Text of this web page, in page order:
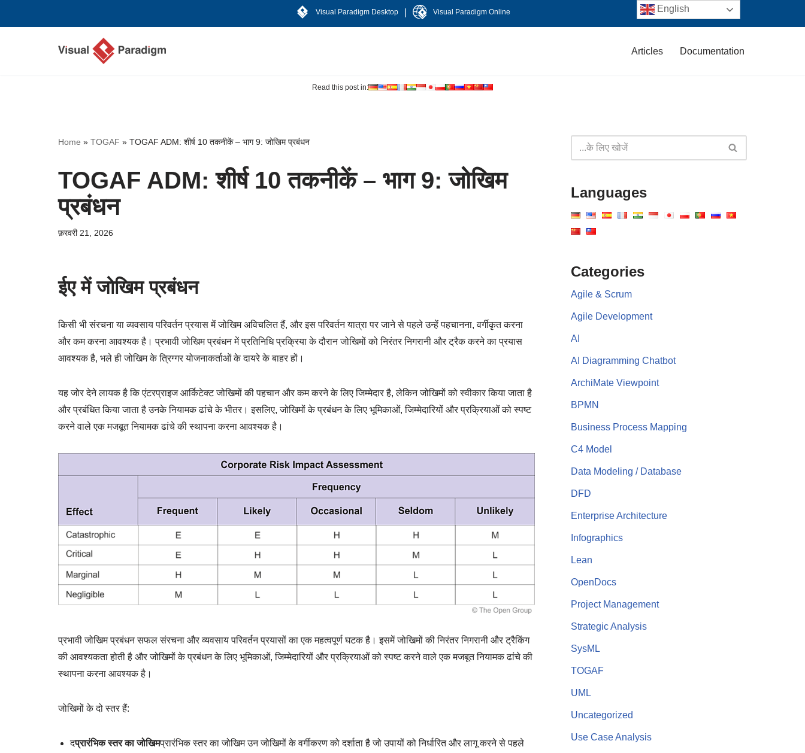
Visual Paradigm Desktop Visual Paradigm Online
Articles Documentation
Read this post in:
Home » TOGAF » TOGAF ADM: शीर्ष 10 तकनीकें – भाग 9: जोखिम प्रबंधन
TOGAF ADM: शीर्ष 10 तकनीकें – भाग 9: जोखिम
प्रबंधन
फ़रवरी 21, 2026
ईए में जोखिम प्रबंधन
किसी भी संरचना या व्यवसाय परिवर्तन प्रयास में जोखिम अविचलित हैं, और इस परिवर्तन यात्रा पर जाने से पहले उन्हें पहचानना, वर्गीकृत करना
और कम करना आवश्यक है। प्रभावी जोखिम प्रबंधन में प्रतिनिधि प्रक्रिया के दौरान जोखिमों को निरंतर निगरानी और ट्रैक करने का प्रयास
आवश्यक है, भले ही जोखिम के त्रिग्गर योजनाकर्ताओं के दायरे के बाहर हों।
यह जोर देने लायक है कि एंटरप्राइज आर्किटेक्ट जोखिमों की पहचान और कम करने के लिए जिम्मेदार है, लेकिन जोखिमों को स्वीकार किया जाता है
और प्रबंधित किया जाता है उनके नियामक ढांचे के भीतर। इसलिए, जोखिमों के प्रबंधन के लिए भूमिकाओं, जिम्मेदारियों और प्रक्रियाओं को स्पष्ट
करने वाले एक मजबूत नियामक ढांचे की स्थापना करना आवश्यक है।
प्रभावी जोखिम प्रबंधन सफल संरचना और व्यवसाय परिवर्तन प्रयासों का एक महत्वपूर्ण घटक है। इसमें जोखिमों की निरंतर निगरानी और ट्रैकिंग
की आवश्यकता होती है और जोखिमों के प्रबंधन के लिए भूमिकाओं, जिम्मेदारियों और प्रक्रियाओं को स्पष्ट करने वाले एक मजबूत नियामक ढांचे की
स्थापना करना आवश्यक है।
जोखिमों के दो स्तर हैं:
दप्रारंभिक स्तर का जोखिमप्रारंभिक स्तर का जोखिम उन जोखिमों के वर्गीकरण को दर्शाता है जो उपायों को निर्धारित और लागू करने से पहले
Languages
Categories
Agile & Scrum
Agile Development
AI
AI Diagramming Chatbot
ArchiMate Viewpoint
BPMN
Business Process Mapping
C4 Model
Data Modeling / Database
DFD
Enterprise Architecture
Infographics
Lean
OpenDocs
Project Management
Strategic Analysis
SysML
TOGAF
UML
Uncategorized
Use Case Analysis
English